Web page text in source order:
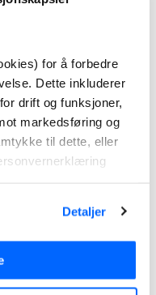
for å forbedre
Dette inkluderer
drift og funksjoner,
markedsføring og
til dette, eller
Detaljer
logoer,
og andre
til Tjenestetorget
Finans'
og tilhørende